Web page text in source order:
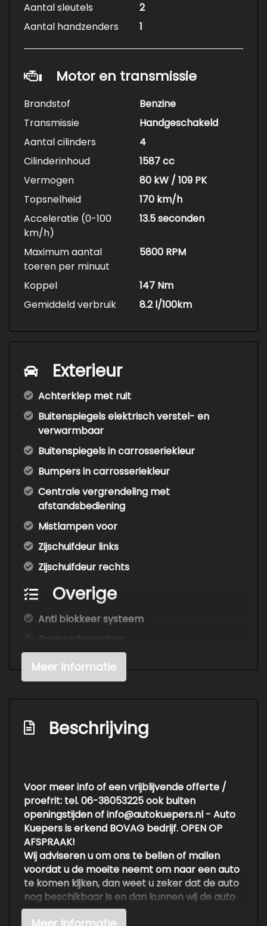
Aantal sleutels
2
Aantal handzenders
1
Motor en transmissie
Brandstof
Benzine
Transmissie
Handgeschakeld
Aantal cilinders
4
Cilinderinhoud
1587 cc
Vermogen
80 kW / 109 PK
Topsnelheid
170 km/h
Acceleratie (0-100
km/h)
13.5 seconden
Maximum aantal
toeren per minuut
5800 RPM
Koppel
147 Nm
Gemiddeld verbruik
8.2 l/100km
Exterieur
Achterklep met ruit
Buitenspiegels elektrisch verstel- en
verwarmbaar
Buitenspiegels in carrosseriekleur
Bumpers in carrosseriekleur
Centrale vergrendeling met
afstandsbediening
Mistlampen voor
Zijschuifdeur links
Zijschuifdeur rechts
Overige
Anti blokkeer systeem
Bestuurdersairbag
Brake assist system
Elektronische remkrachtverdeling
Passagiersairbag
Zij airbag(s) voor
Armsteun voor
Elektrische ramen voor
Meer informatie
Beschrijving
Voor meer info of een vrijblijvende offerte /
proefrit: tel. 06-38053225 ook buiten
openingstijden of info@autokuepers.nl - Auto
Kuepers is erkend BOVAG bedrijf. OPEN OP
AFSPRAAK!
Wij adviseren u om ons te bellen of mailen
voordat u de moeite neemt om naar een auto
te komen kijken, dan weet u zeker dat de auto
nog beschikbaar is en dan kunnen wij de auto
klaarzetten voor een vrijblijvende testrit.